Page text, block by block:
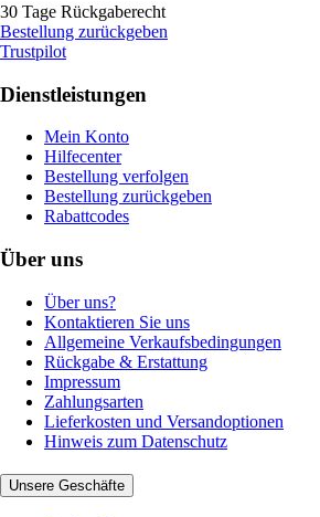
30 Tage Rückgaberecht
Bestellung zurückgeben
Trustpilot
Dienstleistungen
Mein Konto
Hilfecenter
Bestellung verfolgen
Bestellung zurückgeben
Rabattcodes
Über uns
Über uns?
Kontaktieren Sie uns
Allgemeine Verkaufsbedingungen
Rückgabe & Erstattung
Impressum
Zahlungsarten
Lieferkosten und Versandoptionen
Hinweis zum Datenschutz
Unsere Geschäfte